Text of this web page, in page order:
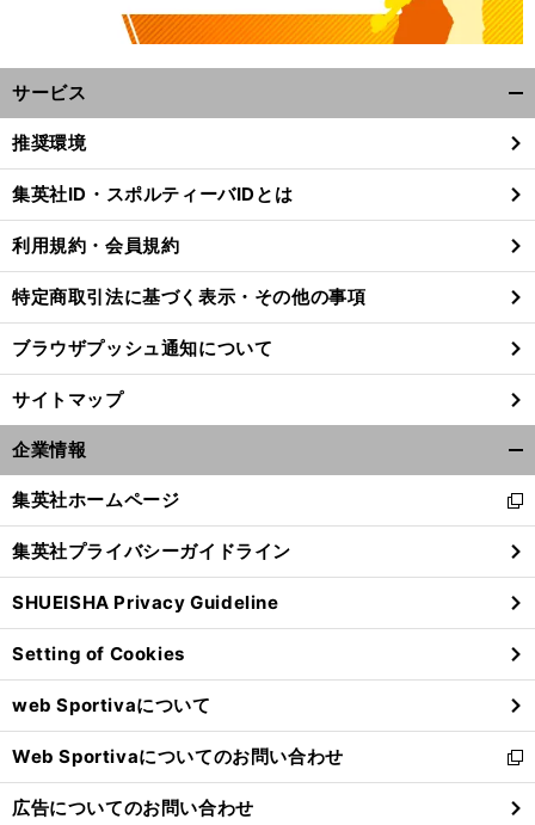
サービス
閉
る
推奨環境
集英社ID・スポルティーバIDとは
利用規約・会員規約
特定商取引法に基づく表示・その他の事項
ブラウザプッシュ通知について
サイトマップ
企業情報
閉
る
集英社ホームページ
新
し
い
ウ
ィ
ン
ド
ウ
で
開
く
集英社プライバシーガイドライン
SHUEISHA Privacy Guideline
Setting of Cookies
web Sportivaについて
Web Sportivaについてのお問い合わせ
新
し
い
広告についてのお問い合わせ